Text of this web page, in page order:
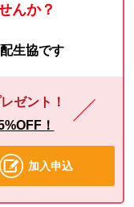
んか？
生協です
ゼント！
！
加入申込